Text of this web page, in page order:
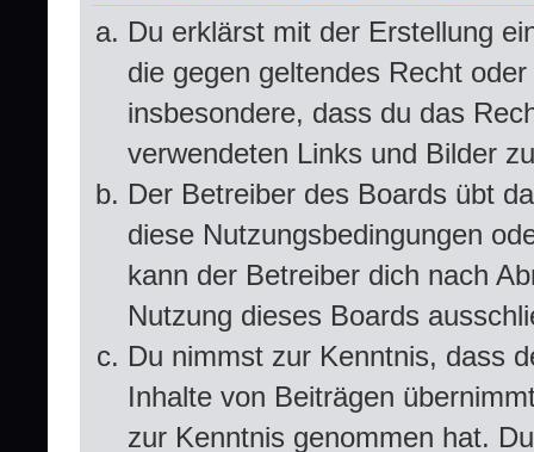
Du erklärst mit der Erstellung
die gegen geltendes Recht
insbesondere, dass du das
verwendeten Links und Bilder
Der Betreiber des Boards übt
diese Nutzungsbedingungen
kann der Betreiber dich nach
Nutzung dieses Boards
Du nimmst zur Kenntnis, dass
Inhalte von Beiträgen
zur Kenntnis genommen hat.